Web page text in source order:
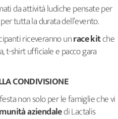
da attività ludiche pensate per
tutta la durata dell’evento.
riceveranno unrace kitche
t-shirt ufficiale e pacco gara
CONDIVISIONE
non solo per le famiglie che vi
aziendaledi Lactalis